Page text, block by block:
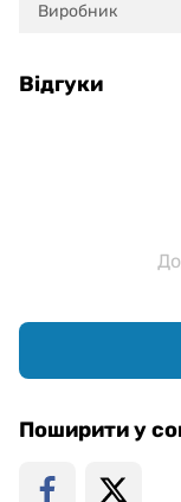
Виробник
Відгуки
Поширити у